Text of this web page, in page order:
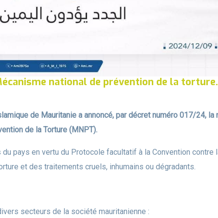
national de prévention de la torture.
de Mauritanie a annoncé, par décret numéro 017/24, la
de la Torture (MNPT).
pays en vertu du Protocole facultatif à la Convention contre
et des traitements cruels, inhumains ou dégradants.
secteurs de la société mauritanienne :